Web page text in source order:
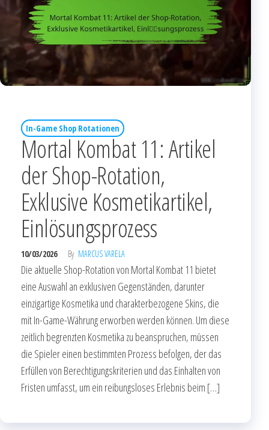
In-Game Shop Rotationen
Mortal Kombat 11: Artikel
der Shop-Rotation,
Exklusive Kosmetikartikel,
Einlösungsprozess
10/03/2026 By MARCUS VARELA
Die aktuelle Shop-Rotation von Mortal Kombat 11 bietet
eine Auswahl an exklusiven Gegenständen, darunter
einzigartige Kosmetika und charakterbezogene Skins, die
mit In-Game-Währung erworben werden können. Um diese
zeitlich begrenzten Kosmetika zu beanspruchen, müssen
die Spieler einen bestimmten Prozess befolgen, der das
Erfüllen von Berechtigungskriterien und das Einhalten von
Fristen umfasst, um ein reibungsloses Erlebnis beim […]